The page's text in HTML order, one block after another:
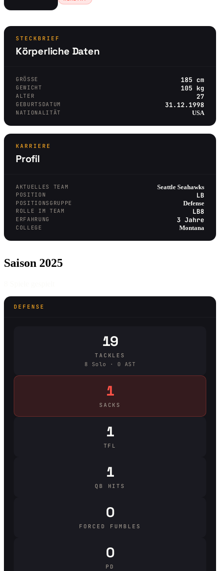
STECKBRIEF
Körperliche Daten
GRÖSSE 185 cm
GEWICHT 105 kg
ALTER 27
GEBURTSDATUM 31.12.1998
NATIONALITÄT USA
KARRIERE
Profil
AKTUELLES TEAM Seattle Seahawks
POSITION LB
POSITIONSGRUPPE Defense
ROLLE IM TEAM LB8
ERFAHRUNG 3 Jahre
COLLEGE Montana
Saison 2025
DEFENSE
19
TACKLES
8 Solo · 0 AST
1
SACKS
1
TFL
1
QB HITS
0
FORCED FUMBLES
0
PD